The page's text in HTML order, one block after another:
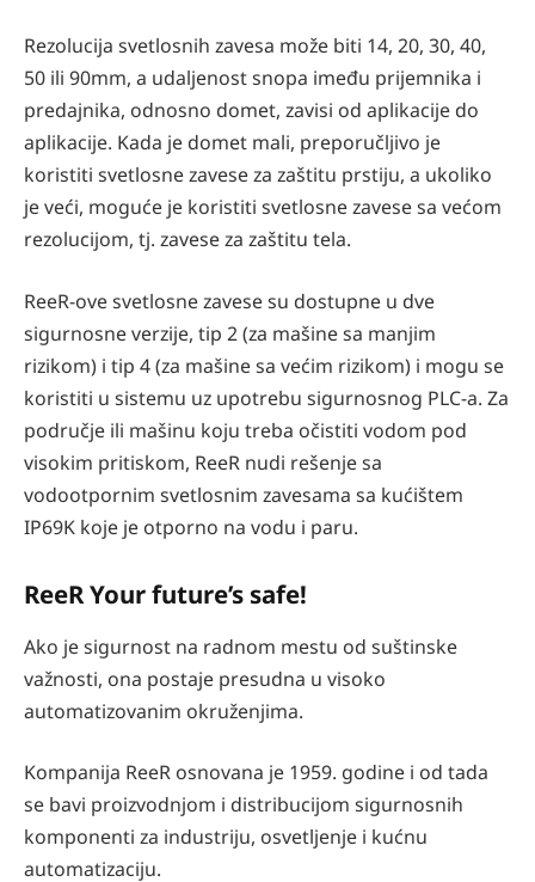
Rezolucija svetlosnih zavesa može biti 14, 20, 30, 40,
50 ili 90mm, a udaljenost snopa imeđu prijemnika i
predajnika, odnosno domet, zavisi od aplikacije do
aplikacije. Kada je domet mali, preporučljivo je
koristiti svetlosne zavese za zaštitu prstiju, a ukoliko
je veći, moguće je koristiti svetlosne zavese sa većom
rezolucijom, tj. zavese za zaštitu tela.
ReeR-ove svetlosne zavese su dostupne u dve
sigurnosne verzije, tip 2 (za mašine sa manjim
rizikom) i tip 4 (za mašine sa većim rizikom) i mogu se
koristiti u sistemu uz upotrebu sigurnosnog PLC-a. Za
područje ili mašinu koju treba očistiti vodom pod
visokim pritiskom, ReeR nudi rešenje sa
vodootpornim svetlosnim zavesama sa kućištem
IP69K koje je otporno na vodu i paru.
ReeR Your future’s safe!
Ako je sigurnost na radnom mestu od suštinske
važnosti, ona postaje presudna u visoko
automatizovanim okruženjima.
Kompanija ReeR osnovana je 1959. godine i od tada
se bavi proizvodnjom i distribucijom sigurnosnih
komponenti za industriju, osvetljenje i kućnu
automatizaciju.